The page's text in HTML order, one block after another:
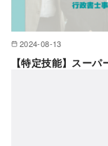
2024-08-13
【特定技能】スー